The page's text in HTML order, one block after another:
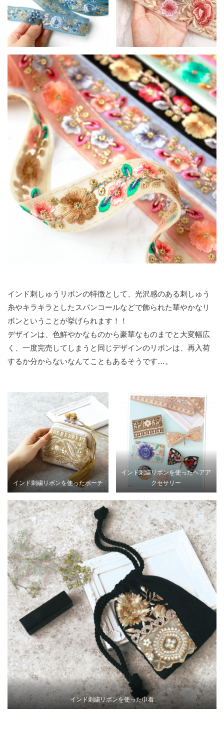
インド刺しゅうリボンの特徴として、光沢感のある刺しゅう
糸やキラキラとしたスパンコールなどで飾られた華やかなリ
ボンということが挙げられます！！
デザインは、色鮮やかなものから豪華なものまでと大変幅広
く、一度完売してしまうと同じデザインのリボンは、再入荷
するか分からないなんてこともあるそうです…。
インド刺繍リボンを使ったポーチ
インド刺繍リボンを使ったヘアア
クセサリー
インド刺繍リボンを使った巾着